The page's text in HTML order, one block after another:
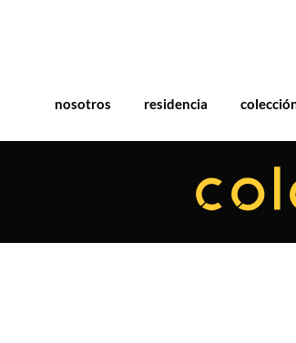
nosotros residencia